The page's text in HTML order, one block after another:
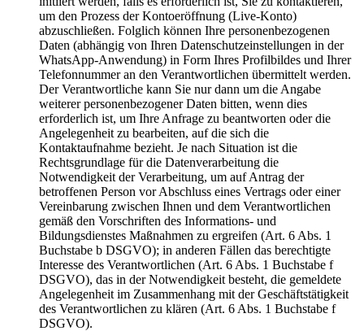
um den Prozess der Kontoeröffnung (Live-Konto)
abzuschließen. Folglich können Ihre personenbezogenen
Daten (abhängig von Ihren Datenschutzeinstellungen in der
WhatsApp-Anwendung) in Form Ihres Profilbildes und Ihrer
Telefonnummer an den Verantwortlichen übermittelt werden.
Der Verantwortliche kann Sie nur dann um die Angabe
weiterer personenbezogener Daten bitten, wenn dies
erforderlich ist, um Ihre Anfrage zu beantworten oder die
Angelegenheit zu bearbeiten, auf die sich die
Kontaktaufnahme bezieht. Je nach Situation ist die
Rechtsgrundlage für die Datenverarbeitung die
Notwendigkeit der Verarbeitung, um auf Antrag der
betroffenen Person vor Abschluss eines Vertrags oder einer
Vereinbarung zwischen Ihnen und dem Verantwortlichen
gemäß den Vorschriften des Informations- und
Bildungsdienstes Maßnahmen zu ergreifen (Art. 6 Abs. 1
Buchstabe b DSGVO); in anderen Fällen das berechtigte
Interesse des Verantwortlichen (Art. 6 Abs. 1 Buchstabe f
DSGVO), das in der Notwendigkeit besteht, die gemeldete
Angelegenheit im Zusammenhang mit der Geschäftstätigkeit
des Verantwortlichen zu klären (Art. 6 Abs. 1 Buchstabe f
DSGVO).